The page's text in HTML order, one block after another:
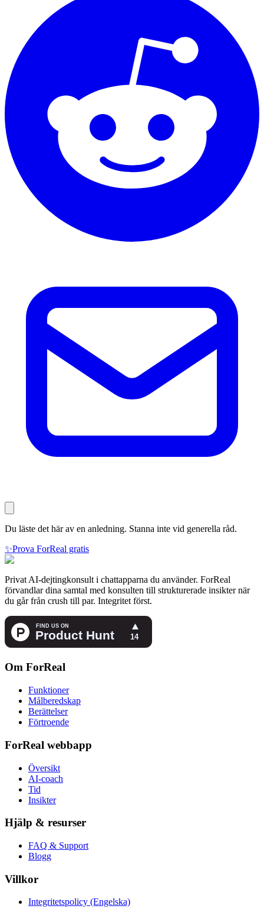
Du läste det här av en anledning. Stanna inte vid generella råd.
✨Prova ForReal gratis
Privat AI-dejtingkonsult i chattapparna du använder. ForReal
förvandlar dina samtal med konsulten till strukturerade insikter när
du går från crush till par. Integritet först.
Om ForReal
Funktioner
Målberedskap
Berättelser
Förtroende
ForReal webbapp
Översikt
AI-coach
Tid
Insikter
Hjälp & resurser
FAQ & Support
Blogg
Villkor
Integritetspolicy (Engelska)